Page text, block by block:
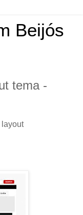
Beijós
tema -
layout